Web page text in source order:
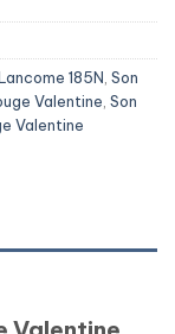
185N Son
Valentine Son
Valentine